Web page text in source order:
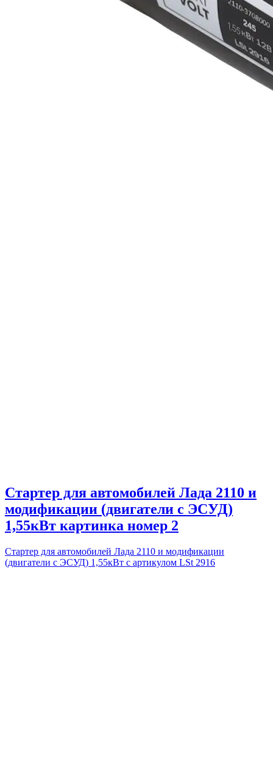
Стартер для автомобилей Лада 2110 и
модификации (двигатели с ЭСУД)
1,55кВт картинка номер 2
Стартер для автомобилей Лада 2110 и модификации
(двигатели с ЭСУД) 1,55кВт с артикулом LSt 2916